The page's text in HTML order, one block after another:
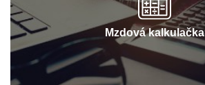
Mzdová kalkulačka